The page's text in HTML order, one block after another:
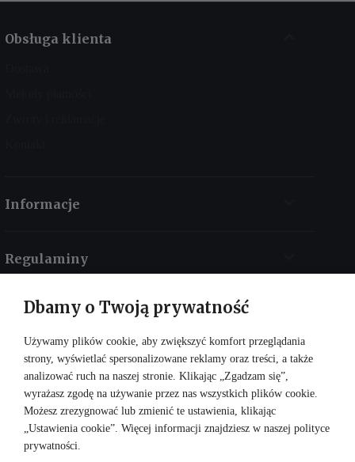
Obsługa klienta
Informacje
Regulaminy
Kontakt
Dbamy o Twoją prywatność
Używamy plików cookie, aby zwiększyć komfort przeglądania
strony, wyświetlać spersonalizowane reklamy oraz treści, a także
analizować ruch na naszej stronie. Klikając „Zgadzam się”,
wyrażasz zgodę na używanie przez nas wszystkich plików cookie.
Możesz zrezygnować lub zmienić te ustawienia, klikając
„Ustawienia cookie”. Więcej informacji znajdziesz w naszej polityce
prywatności.